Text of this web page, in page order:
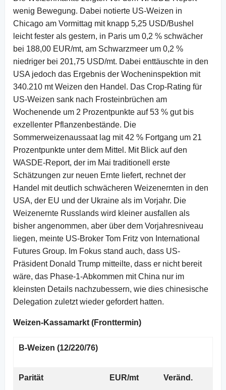
wenig Bewegung. Dabei notierte US-Weizen in
Chicago am Vormittag mit knapp 5,25 USD/Bushel
leicht fester als gestern, in Paris um 0,2 % schwächer
bei 188,00 EUR/mt, am Schwarzmeer um 0,2 %
niedriger bei 201,75 USD/mt. Dabei enttäuschte in den
USA jedoch das Ergebnis der Wocheninspektion mit
340.210 mt Weizen den Handel. Das Crop-Rating für
US-Weizen sank nach Frosteinbrüchen am
Wochenende um 2 Prozentpunkte auf 53 % gut bis
exzellenter Pflanzenbestände. Die
Sommerweizenaussaat lag mit 42 % Fortgang um 21
Prozentpunkte unter dem Mittel. Mit Blick auf den
WASDE-Report, der im Mai traditionell erste
Schätzungen zur neuen Ernte liefert, rechnet der
Handel mit deutlich schwächeren Weizenernten in den
USA, der EU und der Ukraine als im Vorjahr. Die
Weizenernte Russlands wird kleiner ausfallen als
bisher angenommen, aber über dem Vorjahresniveau
liegen, meinte US-Broker Tom Fritz von International
Futures Group. Im Fokus stand auch, dass US-
Präsident Donald Trump mitteilte, dass er nicht bereit
wäre, das Phase-1-Abkommen mit China nur im
kleinsten Details nachzubessern, wie dies chinesische
Delegation zuletzt wieder gefordert hatten.
Weizen-Kassamarkt (Fronttermin)
B-Weizen (12/220/76)
Parität EUR/mt Veränd.